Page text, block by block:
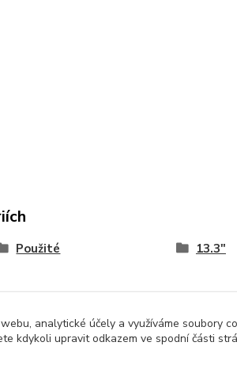
Použité 13.3"
analytické účely a využíváme soubory
kdykoli upravit odkazem ve spodní části